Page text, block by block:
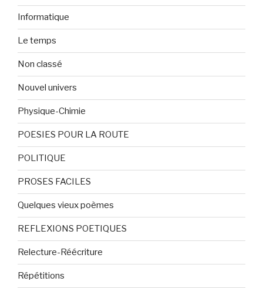
Informatique
Le temps
Non classé
Nouvel univers
Physique-Chimie
POESIES POUR LA ROUTE
POLITIQUE
PROSES FACILES
Quelques vieux poèmes
REFLEXIONS POETIQUES
Relecture-Réécriture
Répétitions